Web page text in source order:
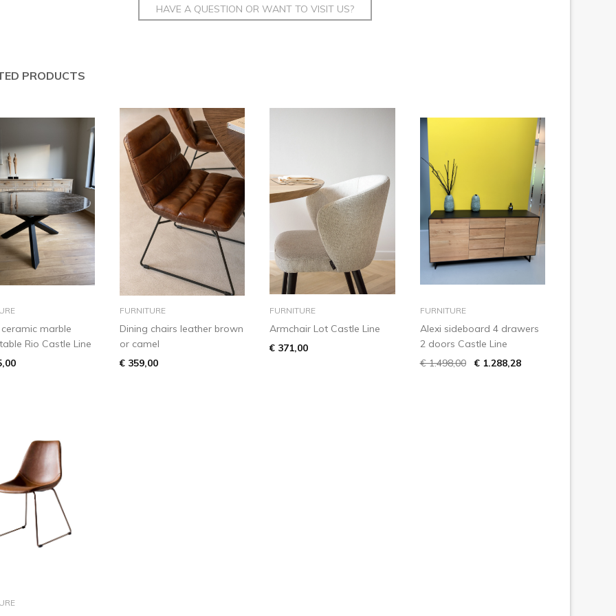
HAVE A QUESTION OR WANT TO VISIT US?
PRODUCTS
add to basket
marble
Rio Castle Line
add to basket
FURNITURE
Dining chairs leather brown
or camel
€ 359,00
add to basket
FURNITURE
Armchair Lot Castle Line
€ 371,00
add to basket
FURNITURE
Alexi sideboard 4 drawers
2 doors Castle Line
€ 1.498,00
€ 1.288,28
add to basket